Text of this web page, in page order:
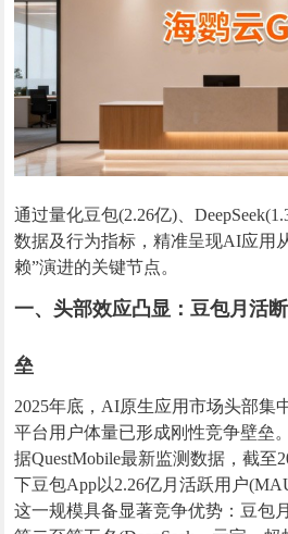
通过量化豆包(2.26亿)、
数据及行为指标，精准呈现AI应用
赖”演进的关键节点。
一、头部效应凸显：豆包月活
垒
2025年底，AI原生应用市场头部集
平台用户体量已形成刚性竞争壁垒。
据QuestMobile最新监测数据，截至
下豆包App以2.26亿月活跃用户
这一规模具备显著竞争优势：豆包